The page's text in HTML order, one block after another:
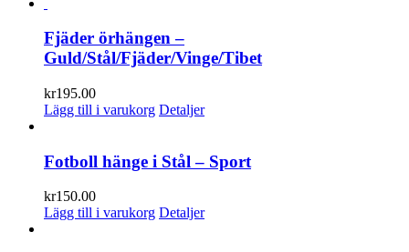
Fjäder örhängen –
Guld/Stål/Fjäder/Vinge/Tibet
kr195.00
Lägg till i varukorg Detaljer
Fotboll hänge i Stål – Sport
kr150.00
Lägg till i varukorg Detaljer